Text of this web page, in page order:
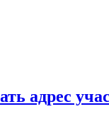
адрес